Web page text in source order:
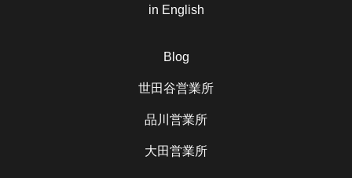
in English
Blog
世田谷営業所
品川営業所
大田営業所